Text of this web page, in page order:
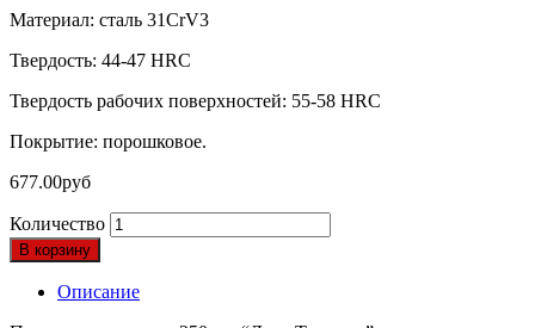
Материал: сталь 31CrV3
Твердость: 44-47 HRC
Твердость рабочих поверхностей: 55-58 HRC
Покрытие: порошковое.
677.00руб
Количество
В корзину
Описание